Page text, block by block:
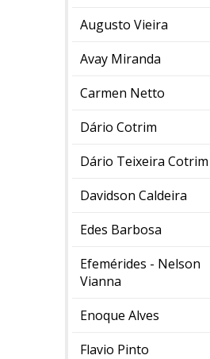
Augusto Vieira
Avay Miranda
Carmen Netto
Dário Cotrim
Dário Teixeira Cotrim
Davidson Caldeira
Edes Barbosa
Efemérides - Nelson
Vianna
Enoque Alves
Flavio Pinto